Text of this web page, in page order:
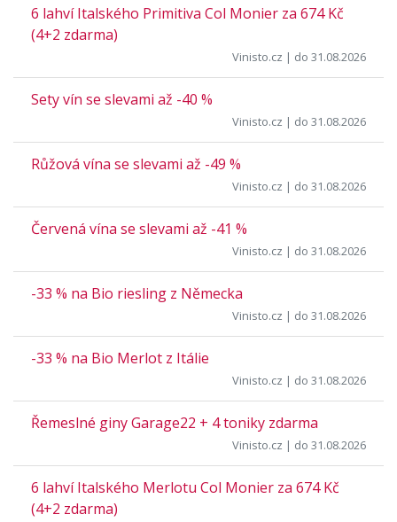
6 lahví Italského Primitiva Col Monier za 674 Kč
(4+2 zdarma)
Vinisto.cz | do 31.08.2026
Sety vín se slevami až -40 %
Vinisto.cz | do 31.08.2026
Růžová vína se slevami až -49 %
Vinisto.cz | do 31.08.2026
Červená vína se slevami až -41 %
Vinisto.cz | do 31.08.2026
-33 % na Bio riesling z Německa
Vinisto.cz | do 31.08.2026
-33 % na Bio Merlot z Itálie
Vinisto.cz | do 31.08.2026
Řemeslné giny Garage22 + 4 toniky zdarma
Vinisto.cz | do 31.08.2026
6 lahví Italského Merlotu Col Monier za 674 Kč
(4+2 zdarma)